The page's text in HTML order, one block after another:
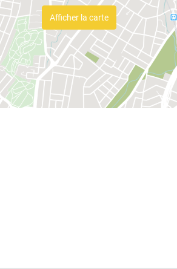
Afficher la carte